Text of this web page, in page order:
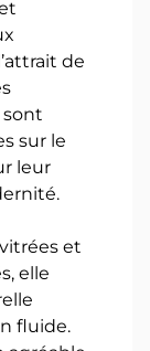
de
sont
sur le
leur
et
elle
fluide.